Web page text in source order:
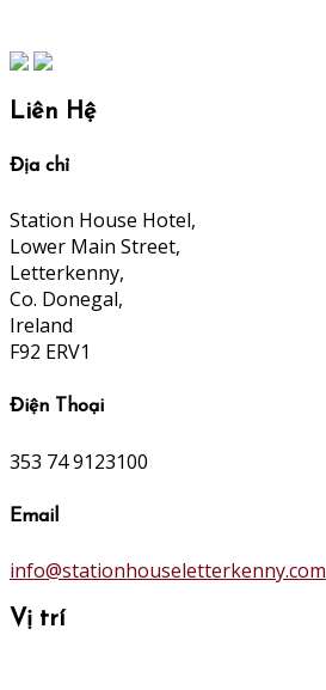
Liên Hệ
Địa chỉ
Station House Hotel,
Lower Main Street,
Letterkenny,
Co. Donegal,
Ireland
F92 ERV1
Điện Thoại
353 74 9123100
Email
info@stationhouseletterkenny.com
Vị trí